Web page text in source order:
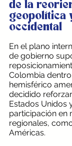
de la
geopolítica
occidental
En el plano
de gobierno
Colombia
hemisférico
decidido
Estados Unidos
participación en
regionales,
Américas.